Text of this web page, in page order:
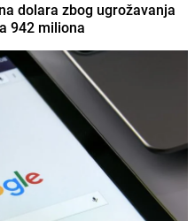
dolara zbog ugrožavanja
942 miliona